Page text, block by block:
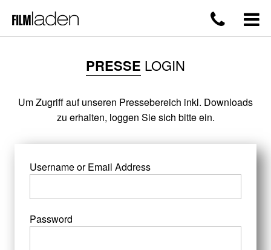
PRESSE LOGIN
Um Zugriff auf unseren Pressebereich inkl. Downloads
zu erhalten, loggen Sie sich bitte ein.
Username or Email Address
Password